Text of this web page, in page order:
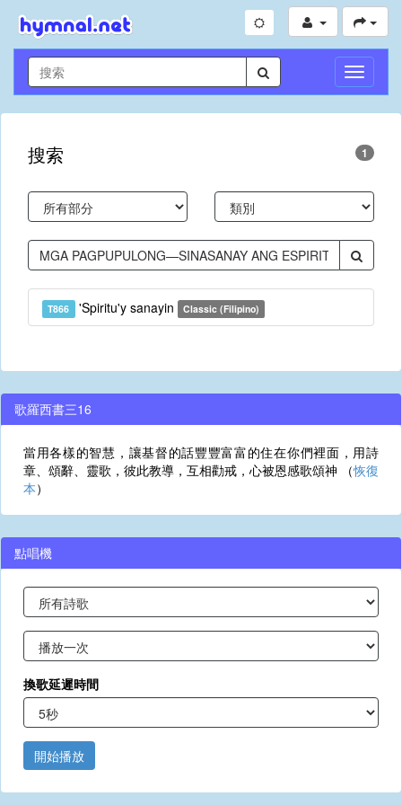
切
換
導
搜索 1
T866 'Spiritu'y sanayin Classic (Filipino)
歌羅西書三16
當用各樣的智慧，讓基督的話豐豐富富的住在你們裡面，用詩
章、頌辭、靈歌，彼此教導，互相勸戒，心被恩感歌頌神 （恢復
本）
點唱機
換歌延遲時間
開始播放